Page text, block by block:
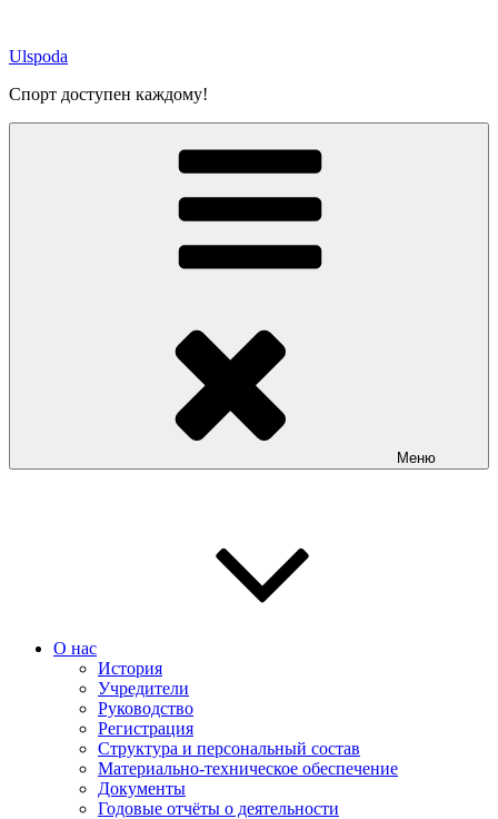
содержимому
Ulspoda
Спорт доступен каждому!
Меню
О нас
История
Учредители
Руководство
Регистрация
Структура и персональный состав
Материально-техническое обеспечение
Документы
Годовые отчёты о деятельности